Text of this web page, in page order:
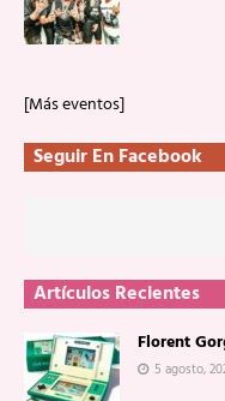
[Más eventos]
Seguir En Facebook
Artículos Recientes
Florent
5 agosto,